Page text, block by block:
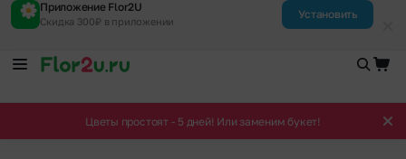
Приложение Flor2U
Скидка 300₽ в приложении
Установить
Цветы простоят - 5 дней! Или заменим букет!